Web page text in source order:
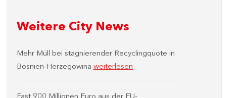
Weitere City News
Mehr Müll bei stagnierender Recyclingquote in
Bosnien-Herzegowina weiterlesen
Fast 900 Millionen Euro aus der EU-